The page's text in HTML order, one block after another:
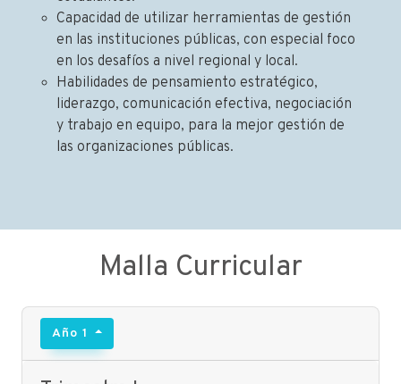
Capacidad de utilizar herramientas de gestión
en las instituciones públicas, con especial foco
en los desafíos a nivel regional y local.
Habilidades de pensamiento estratégico,
liderazgo, comunicación efectiva, negociación
y trabajo en equipo, para la mejor gestión de
las organizaciones públicas.
Malla Curricular
Año 1